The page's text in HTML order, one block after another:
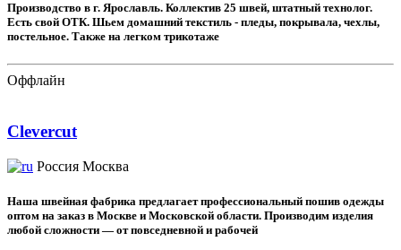
Производство в г. Ярославль. Коллектив 25 швей, штатный технолог.
Есть свой ОТК. Шьем домашний текстиль - пледы, покрывала, чехлы,
постельное. Также на легком трикотаже
Оффлайн
Clevercut
Россия Москва
Наша швейная фабрика предлагает профессиональный пошив одежды
оптом на заказ в Москве и Московской области. Производим изделия
любой сложности — от повседневной и рабочей